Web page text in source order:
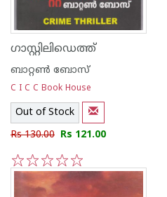
ഗാസ്റ്റിലിഡെത്ത്
ബാറ്റണ്‍ ബോസ്
C I C C Book House
Out of Stock
Rs 130.00 Rs 121.00
5
4
3
2
1